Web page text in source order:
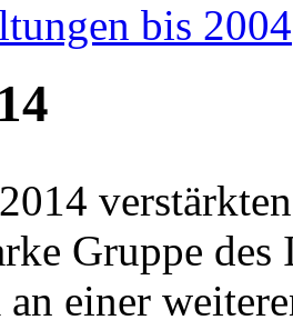
bis 2004
Gruppe
an einer